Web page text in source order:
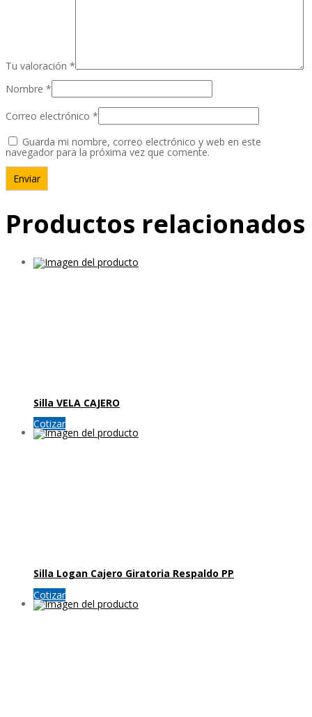
Tu valoración *
Nombre *
Correo electrónico *
Guarda mi nombre, correo electrónico y web en este
navegador para la próxima vez que comente.
Productos relacionados
Silla VELA CAJERO
Cotizar
Silla Logan Cajero Giratoria Respaldo PP
Cotizar